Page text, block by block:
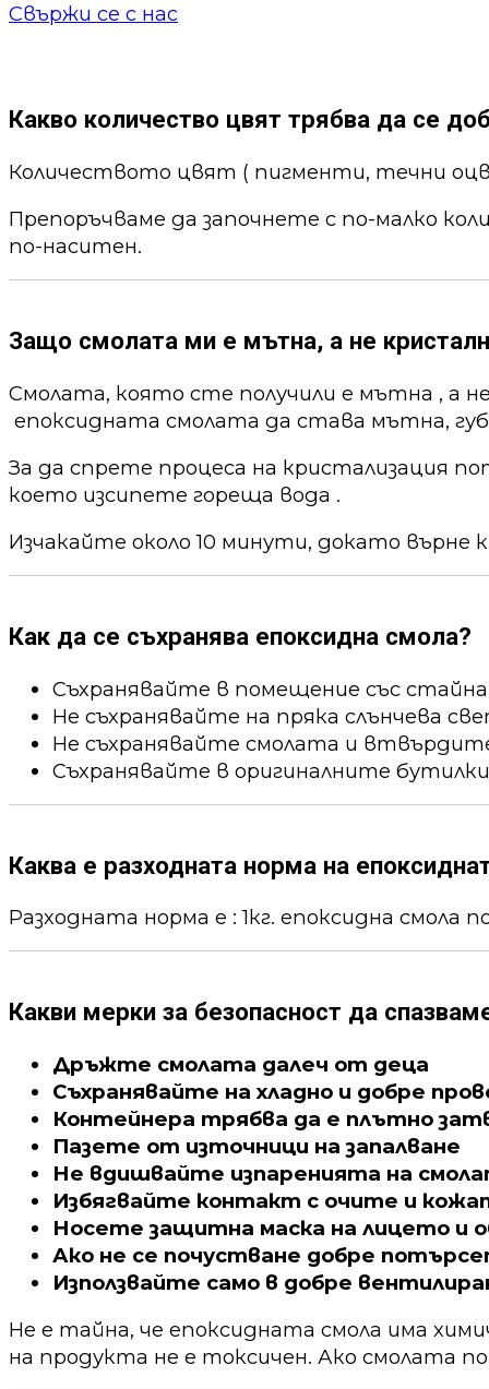
Свържи се с нас
Какво количество цвят трябва да се
Количеството цвят ( пигменти, течни
Препоръчваме да започнете с по-малко
по-наситен.
Защо смолата ми е мътна, а не
Смолата, която сте получили е мътна , а
епоксидната смолата да става мътна,
За да спрете процеса на кристализация
което изсипете гореща вода .
Изчакайте около 10 минути, докато върне
Как да се съхранява епоксидна смола?
Съхранявайте в помещение със
Не съхранявайте на пряка слънчева
Не съхранявайте смолата и
Съхранявайте в оригиналните
Каква е разходната норма на
Разходната норма е : 1кг. епоксидна смола
Какви мерки за безопасност да
Дръжте смолата далеч от деца
Съхранявайте на хладно и добре
Контейнера трябва да е плътно
Пазете от източници на запалване
Не вдишвайте изпаренията на
Избягвайте контакт с очите и
Носете защитна маска на лицето и
Ако не се почустване добре
Използвайте само в добре
Не е тайна, че епоксидната смола има
на продукта не е токсичен. Ако смолата